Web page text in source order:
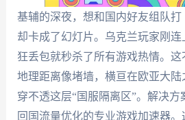
基辅的深夜，想和国内好友组队
却卡成了幻灯片。乌克兰玩家刚
狂丢包就秒杀了所有游戏热情。这
地理距离像堵墙，横亘在欧亚大
穿不透这层“国服隔离区”。解决
回国流量优化的专业游戏加速器